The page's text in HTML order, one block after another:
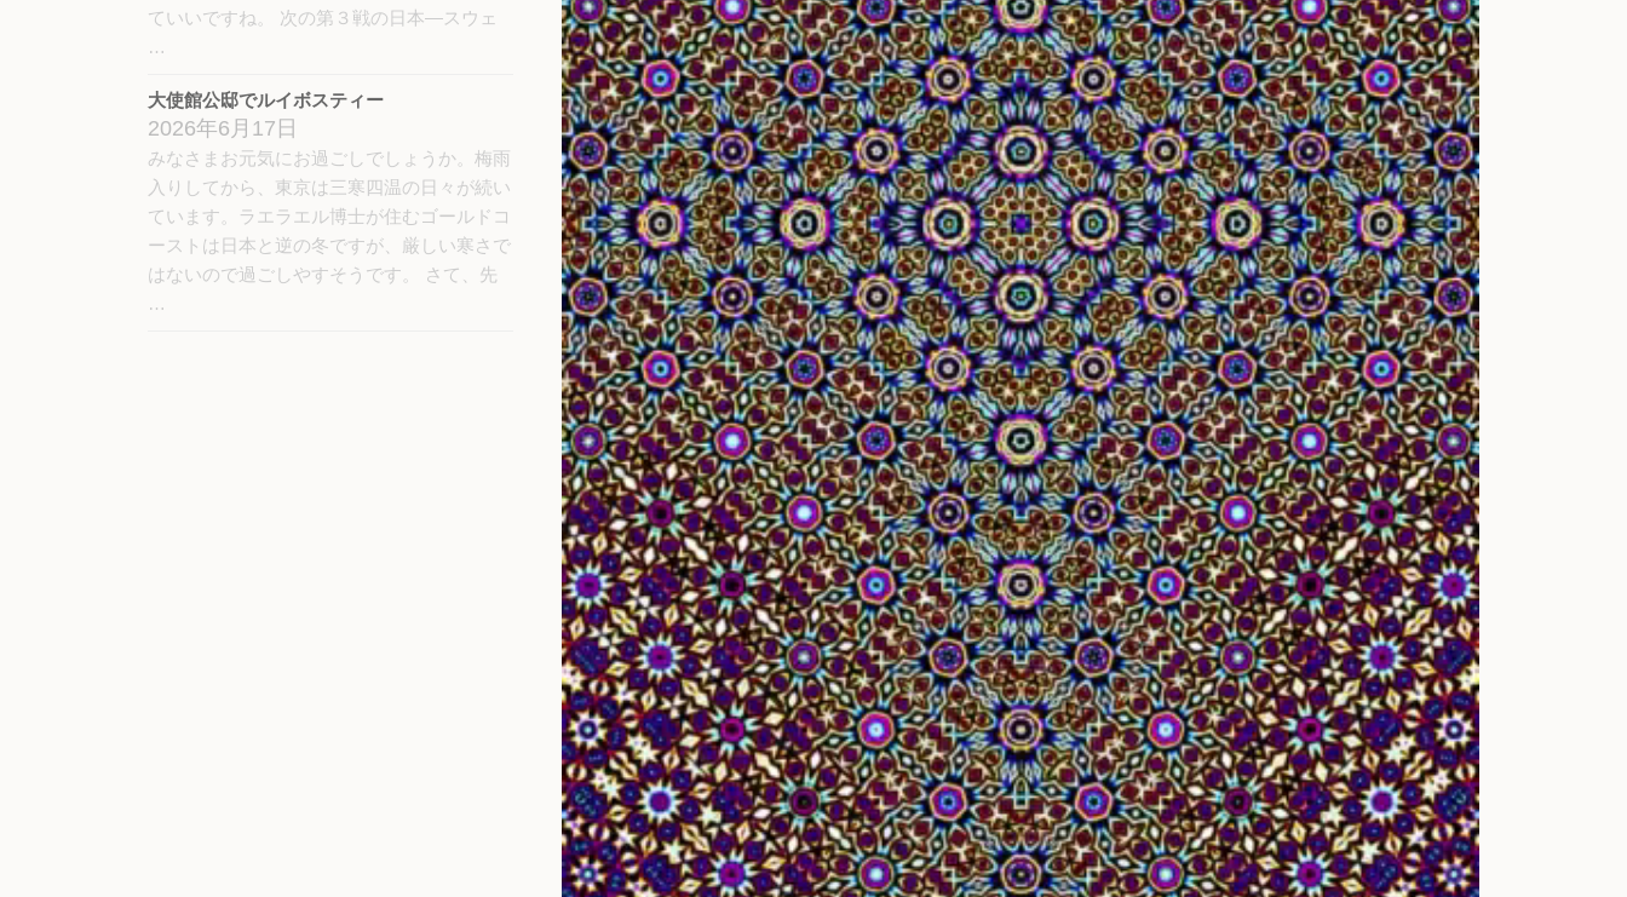
ていいですね。 次の第３戦の日本―スウェ
…
大使館公邸でルイボスティー
2026年6月17日
みなさまお元気にお過ごしでしょうか。梅雨
入りしてから、東京は三寒四温の日々が続い
ています。ラエラエル博士が住むゴールドコ
ーストは日本と逆の冬ですが、厳しい寒さで
はないので過ごしやすそうです。 さて、先
…